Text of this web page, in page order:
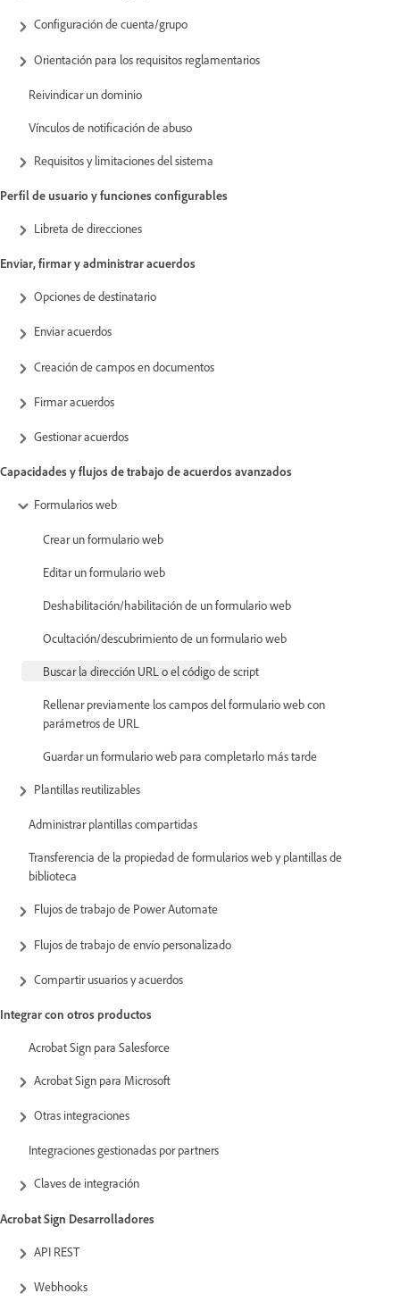
Configuración de cuenta/grupo
Orientación para los requisitos reglamentarios
Reivindicar un dominio
Vínculos de notificación de abuso
Requisitos y limitaciones del sistema
Perfil de usuario y funciones configurables
Libreta de direcciones
Enviar, firmar y administrar acuerdos
Opciones de destinatario
Enviar acuerdos
Creación de campos en documentos
Firmar acuerdos
Gestionar acuerdos
Capacidades y flujos de trabajo de acuerdos avanzados
Formularios web
Crear un formulario web
Editar un formulario web
Deshabilitación/habilitación de un formulario web
Ocultación/descubrimiento de un formulario web
Buscar la dirección URL o el código de script
Rellenar previamente los campos del formulario web con
parámetros de URL
Guardar un formulario web para completarlo más tarde
Plantillas reutilizables
Administrar plantillas compartidas
Transferencia de la propiedad de formularios web y plantillas de
biblioteca
Flujos de trabajo de Power Automate
Flujos de trabajo de envío personalizado
Compartir usuarios y acuerdos
Integrar con otros productos
Acrobat Sign para Salesforce
Acrobat Sign para Microsoft
Otras integraciones
Integraciones gestionadas por partners
Claves de integración
Acrobat Sign Desarrolladores
API REST
Webhooks